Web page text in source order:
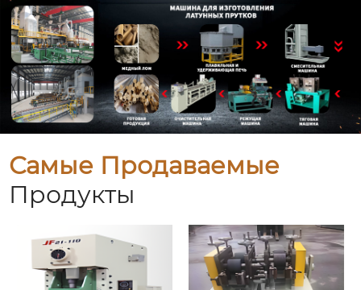
Самые Продаваемые
Продукты